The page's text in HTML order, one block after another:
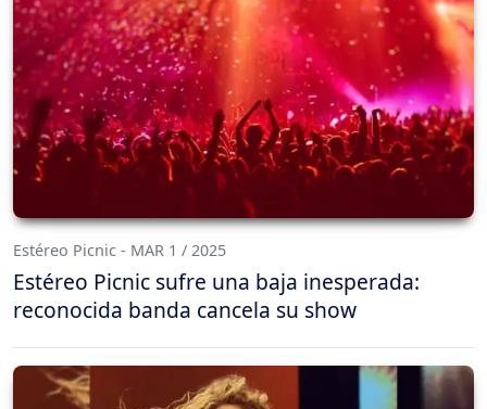
Estéreo Picnic - MAR 1 / 2025
Estéreo Picnic sufre una baja inesperada:
reconocida banda cancela su show